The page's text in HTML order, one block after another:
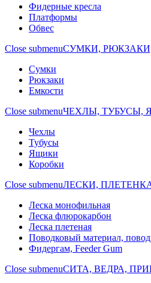
Фидерные кресла
Платформы
Обвес
Close submenuСУМКИ,
Сумки
Рюкзаки
Емкости
Close submenuЧЕХЛЫ, ТУБУСЫ,
Чехлы
Тубусы
Ящики
Коробки
Close submenuЛЕСКИ,
Леска монофильная
Леска флюрокарбон
Леска плетеная
Поводковый материал,
Фидергам, Feeder Gum
Close submenuСИТА, ВЕДРА,